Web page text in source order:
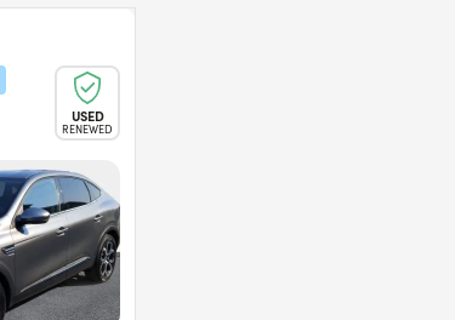
USED
RENEWED